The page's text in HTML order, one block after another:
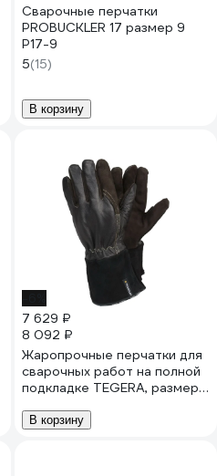
Сварочные перчатки
PROBUCKLER 17 размер 9
P17-9
5(15)
В корзину
7 629 ₽
8 092 ₽
Жаропрочные перчатки для
сварочных работ на полной
подкладке TEGERA, размер
В корзину